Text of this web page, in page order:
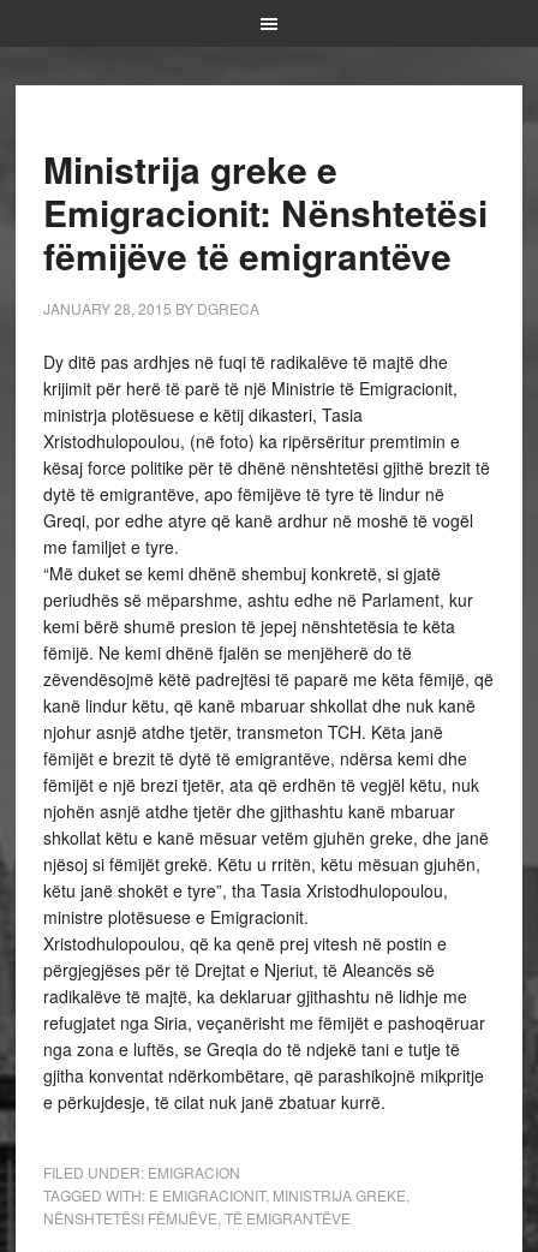
Ministrija greke e
Emigracionit: Nënshtetësi
fëmijëve të emigrantëve
JANUARY 28, 2015 BY DGRECA
Dy ditë pas ardhjes në fuqi të radikalëve të majtë dhe
krijimit për herë të parë të një Ministrie të Emigracionit,
ministrja plotësuese e këtij dikasteri, Tasia
Xristodhulopoulou, (në foto) ka ripërsëritur premtimin e
kësaj force politike për të dhënë nënshtetësi gjithë brezit të
dytë të emigrantëve, apo fëmijëve të tyre të lindur në
Greqi, por edhe atyre që kanë ardhur në moshë të vogël
me familjet e tyre.
“Më duket se kemi dhënë shembuj konkretë, si gjatë
periudhës së mëparshme, ashtu edhe në Parlament, kur
kemi bërë shumë presion të jepej nënshtetësia te këta
fëmijë. Ne kemi dhënë fjalën se menjëherë do të
zëvendësojmë këtë padrejtësi të paparë me këta fëmijë, që
kanë lindur këtu, që kanë mbaruar shkollat dhe nuk kanë
njohur asnjë atdhe tjetër, transmeton TCH. Këta janë
fëmijët e brezit të dytë të emigrantëve, ndërsa kemi dhe
fëmijët e një brezi tjetër, ata që erdhën të vegjël këtu, nuk
njohën asnjë atdhe tjetër dhe gjithashtu kanë mbaruar
shkollat këtu e kanë mësuar vetëm gjuhën greke, dhe janë
njësoj si fëmijët grekë. Këtu u rritën, këtu mësuan gjuhën,
këtu janë shokët e tyre”, tha Tasia Xristodhulopoulou,
ministre plotësuese e Emigracionit.
Xristodhulopoulou, që ka qenë prej vitesh në postin e
përgjegjëses për të Drejtat e Njeriut, të Aleancës së
radikalëve të majtë, ka deklaruar gjithashtu në lidhje me
refugjatet nga Siria, veçanërisht me fëmijët e pashoqëruar
nga zona e luftës, se Greqia do të ndjekë tani e tutje të
gjitha konventat ndërkombëtare, që parashikojnë mikpritje
e përkujdesje, të cilat nuk janë zbatuar kurrë.
FILED UNDER: EMIGRACION
TAGGED WITH: E EMIGRACIONIT, MINISTRIJA GREKE
NËNSHTETËSI FËMIJËVE TË EMIGRANTËVE